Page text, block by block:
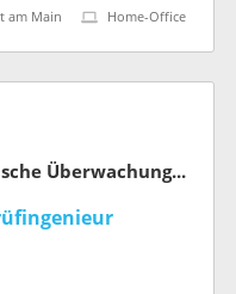
am Main
Home-Office
GTÜ Gesellschaft für Technische Überwachung mbH